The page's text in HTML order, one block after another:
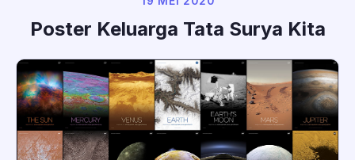
Poster Keluarga Tata Surya Kita